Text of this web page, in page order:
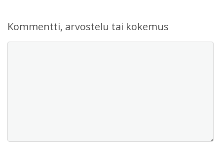
Kommentti, arvostelu tai kokemus